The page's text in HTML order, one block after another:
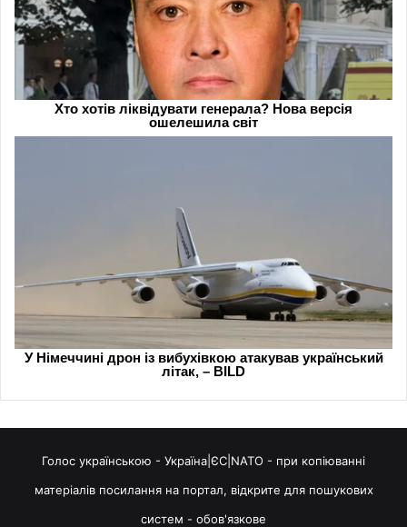
Голос українською - Україна|ЄС|NATO - при копіюванні
матеріалів посилання на портал, відкрите для пошукових
систем - обов'язкове